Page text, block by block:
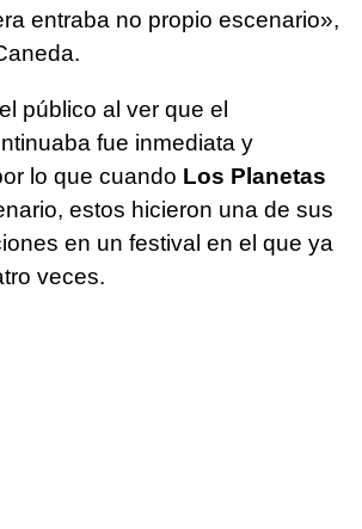
entraba no propio escenario»,
público al ver que el
fue inmediata y
lo que cuando Los Planetas
estos hicieron una de sus
en un festival en el que ya
veces.